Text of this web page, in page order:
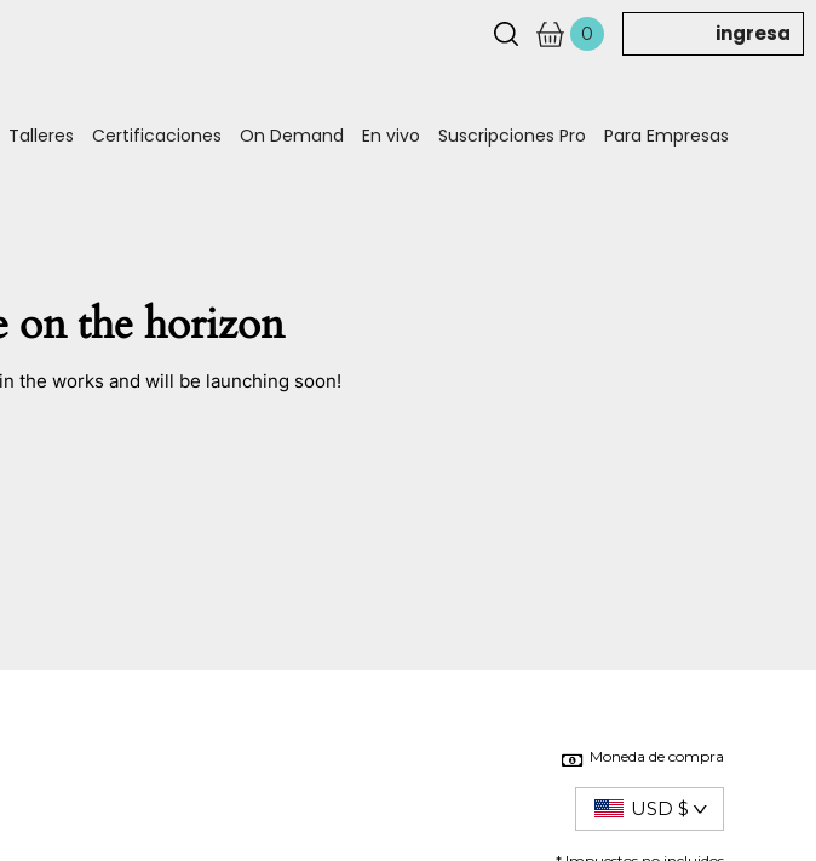
0 ingresa
Talleres Certificaciones On Demand En vivo Suscripciones Pro Para Empresas
on the horizon
the works and will be launching soon!
Moneda de compra
USD $